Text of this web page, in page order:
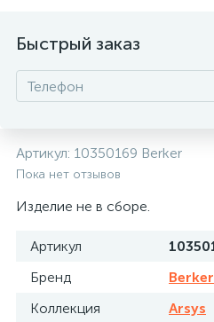
Быстрый заказ
Артикул: 10350169 Berker
Пока нет отзывов
Изделие не в сборе.
Артикул
Бренд
Berker
Коллекция
Arsys